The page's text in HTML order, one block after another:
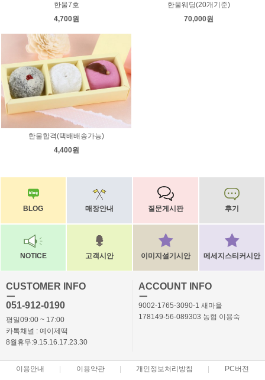
한울7호
4,700원
한울웨딩(20개기준)
70,000원
한울합격(택배배송가능)
4,400원
BLOG 매장안내 질문게시판 후기
NOTICE 고객시안 이미지설기시안 메세지스티커시안
CUSTOMER INFO
ㅡ
051-912-0190
평일09:00 ~ 17:00
카톡채널 : 예이제떡
8월휴무:9.15.16.17.23.30
ACCOUNT INFO
ㅡ
9002-1765-3090-1 새마을
178149-56-089303 농협 이용숙
이용안내 이용약관 개인정보처리방침 PC버전